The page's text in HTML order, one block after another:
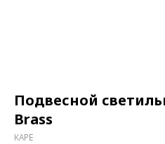
Подвесной
Brass
КАРЕ